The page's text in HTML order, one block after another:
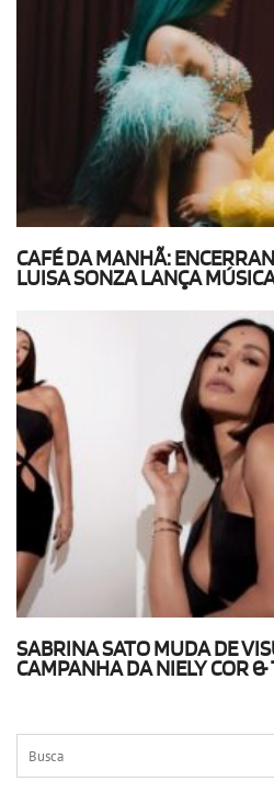
CAFÉ DA MANHÃ:
LUISA SONZA LANÇA
SABRINA SATO MUDA DE
CAMPANHA DA NIELY COR &